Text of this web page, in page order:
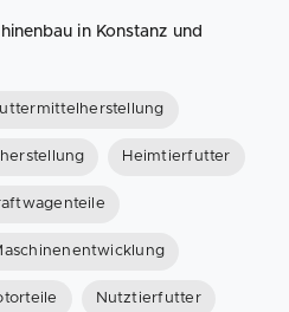
in Konstanz und
Heimtierfutter
Nutztierfutter